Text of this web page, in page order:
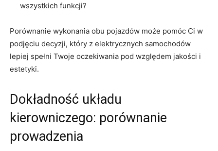
wszystkich ‌funkcji?
Porównanie wykonania obu ‍pojazdów może pomóc Ci w
podjęciu decyzji, który z elektrycznych samochodów
lepiej spełni Twoje oczekiwania ‍pod względem jakości i
estetyki.
Dokładność ‌układu
kierowniczego: porównanie
prowadzenia